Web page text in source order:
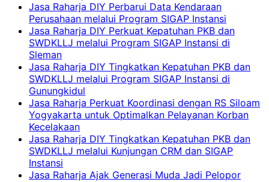
Jasa Raharja DIY Perbarui Data Kendaraan
Perusahaan melalui Program SIGAP Instansi
Jasa Raharja DIY Perkuat Kepatuhan PKB dan
SWDKLLJ melalui Program SIGAP Instansi di
Sleman
Jasa Raharja DIY Tingkatkan Kepatuhan PKB dan
SWDKLLJ melalui Program SIGAP Instansi di
Gunungkidul
Jasa Raharja Perkuat Koordinasi dengan RS Siloam
Yogyakarta untuk Optimalkan Pelayanan Korban
Kecelakaan
Jasa Raharja DIY Tingkatkan Kepatuhan PKB dan
SWDKLLJ melalui Kunjungan CRM dan SIGAP
Instansi
Jasa Raharja Ajak Generasi Muda Jadi Pelopor